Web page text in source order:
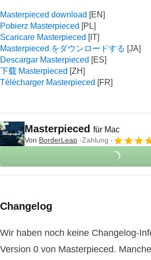
Masterpieced download
Pobierz Masterpieced
Scaricare Masterpieced
Masterpieced をダウンロードする
Descargar Masterpieced
下载 Masterpieced
Télécharger Masterpieced
Masterpieced für Mac
Von BorderLeap Zahlung
Changelog
Wir haben noch keine Changelog-
Version 0 von Masterpieced.